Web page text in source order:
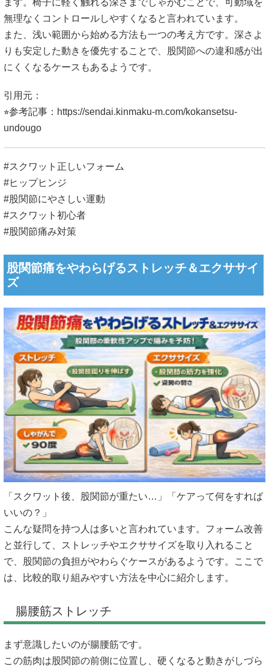
ます。椅子に軽く触れる深さまでしゃがむことで、可動域を
無理なくコントロールしやすくなると言われています。
また、浅い範囲から始める方法も一つの考え方です。深さよ
りも安定した動きを優先することで、股関節への違和感が出
にくくなるケースもあるようです。
引用元：
⭐︎参考記事： https://sendai.kinmaku-m.com/kokansetsu-
undougo
#スクワット正しいフォーム
#ヒップヒンジ
#股関節にやさしい運動
#スクワット初心者
#股関節痛み対策
股関節痛をやわらげるストレッチ＆エクササイ
ズ
「スクワット後、股関節が重たい…」「ケアって何をすれば
いいの？」
こんな疑問を持つ人は多いと言われています。フォーム改善
と並行して、ストレッチやエクササイズを取り入れること
で、股関節の負担がやわらぐケースがあるようです。ここで
は、比較的取り組みやすい方法を中心に紹介します。
腸腰筋ストレッチ
まず意識したいのが腸腰筋です。
この筋肉は股関節の前側に位置し、硬くなると動きがしづら